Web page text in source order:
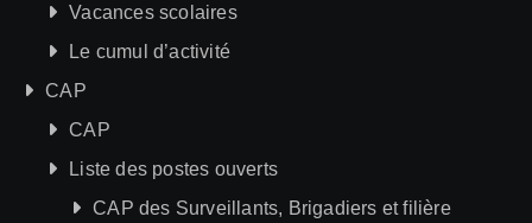
Vacances scolaires
Le cumul d’activité
CAP
CAP
Liste des postes ouverts
CAP des Surveillants, Brigadiers et filière